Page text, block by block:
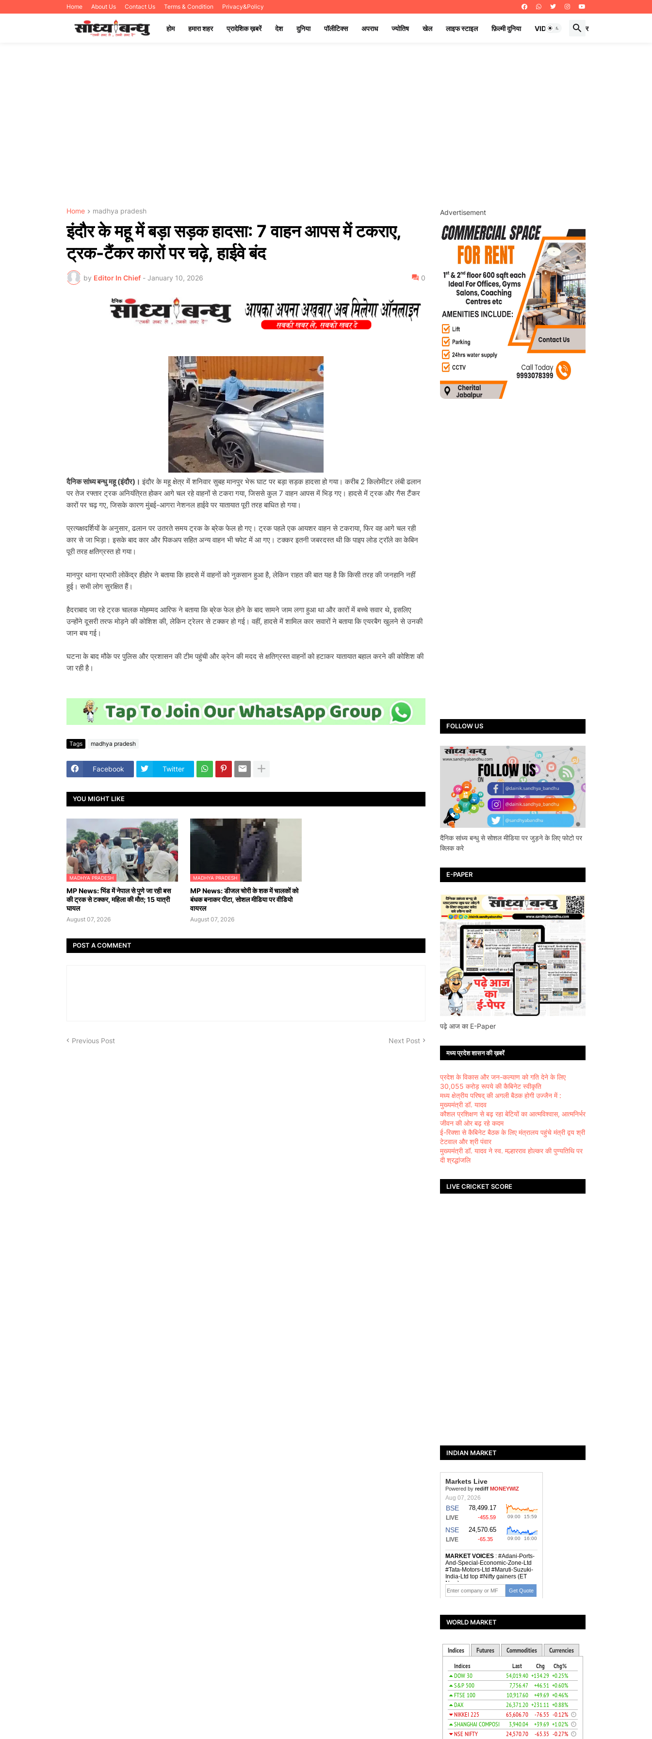
Home About Us Contact Us Terms & Condition Privacy&Policy
होम हमारा शहर प्रादेशिक ख़बरें देश दुनिया पॉलीटिक्स अपराध ज्योतिष खेल लाइफ स्टाइल फ़िल्मी दुनिया VIDEOS ई पेपर
Home madhya pradesh
इंदौर के महू में बड़ा सड़क हादसा: 7 वाहन आपस में टकराए,
ट्रक-टैंकर कारों पर चढ़े, हाईवे बंद
by Editor In Chief - January 10, 2026 0
दैनिक सांध्य बन्धु महू (इंदौर)। इंदौर के महू क्षेत्र में शनिवार सुबह मानपुर भेरू घाट पर बड़ा सड़क हादसा हो गया। करीब 2 किलोमीटर लंबी ढलान
पर तेज रफ्तार ट्रक अनियंत्रित होकर आगे चल रहे वाहनों से टकरा गया, जिससे कुल 7 वाहन आपस में भिड़ गए। हादसे में ट्रक और गैस टैंकर
कारों पर चढ़ गए, जिसके कारण मुंबई-आगरा नेशनल हाईवे पर यातायात पूरी तरह बाधित हो गया।
प्रत्यक्षदर्शियों के अनुसार, ढलान पर उतरते समय ट्रक के ब्रेक फेल हो गए। ट्रक पहले एक आयशर वाहन से टकराया, फिर वह आगे चल रही
कार से जा भिड़ा। इसके बाद कार और पिकअप सहित अन्य वाहन भी चपेट में आ गए। टक्कर इतनी जबरदस्त थी कि पाइप लोड ट्रॉले का केबिन
पूरी तरह क्षतिग्रस्त हो गया।
मानपुर थाना प्रभारी लोकेंद्र हीहोर ने बताया कि हादसे में वाहनों को नुकसान हुआ है, लेकिन राहत की बात यह है कि किसी तरह की जनहानि नहीं
हुई। सभी लोग सुरक्षित हैं।
हैदराबाद जा रहे ट्रक चालक मोहम्मद आरिफ ने बताया कि ब्रेक फेल होने के बाद सामने जाम लगा हुआ था और कारों में बच्चे सवार थे, इसलिए
उन्होंने दूसरी तरफ मोड़ने की कोशिश की, लेकिन ट्रेलर से टक्कर हो गई। वहीं, हादसे में शामिल कार सवारों ने बताया कि एयरबैग खुलने से उनकी
जान बच गई।
घटना के बाद मौके पर पुलिस और प्रशासन की टीम पहुंची और क्रेन की मदद से क्षतिग्रस्त वाहनों को हटाकर यातायात बहाल करने की कोशिश की
जा रही है।
Tags madhya pradesh
Facebook Twitter
YOU MIGHT LIKE
MADHYA PRADESH
MP News: भिंड में नेपाल से पुणे जा रही बस
की ट्रक से टक्कर, महिला की मौत; 15 यात्री
घायल
August 07, 2026
MADHYA PRADESH
MP News: डीजल चोरी के शक में चालकों को
बंधक बनाकर पीटा, सोशल मीडिया पर वीडियो
वायरल
August 07, 2026
POST A COMMENT
Previous Post Next Post
Advertisement
FOLLOW US
दैनिक सांध्य बन्धु से सोशल मीडिया पर जुड़ने के लिए फोटो पर
क्लिक करे
E-PAPER
पढ़े आज का E-Paper
मध्य प्रदेश शासन की ख़बरें
प्रदेश के विकास और जन-कल्याण को गति देने के लिए
30,055 करोड़ रूपये की कैबिनेट स्वीकृति
मध्य क्षेत्रीय परिषद् की अगली बैठक होगी उज्जैन में :
मुख्यमंत्री डॉ. यादव
कौशल प्रशिक्षण से बढ़ रहा बेटियों का आत्मविश्वास, आत्मनिर्भर
जीवन की ओर बढ़ रहे कदम
ई-रिक्शा से कैबिनेट बैठक के लिए मंत्रालय पहुंचे मंत्री द्वय श्री
टेटवाल और श्री पंवार
मुख्यमंत्री डॉ. यादव ने स्व. मल्हारराव होल्कर की पुण्यतिथि पर
दी श्रद्धांजलि
LIVE CRICKET SCORE
INDIAN MARKET
WORLD MARKET